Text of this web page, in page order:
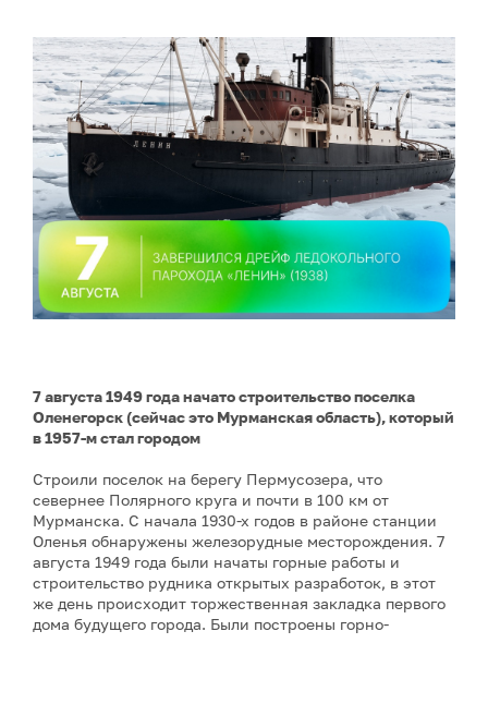
7 августа 1949 года начато строительство поселка
Оленегорск (сейчас это Мурманская область), который
в 1957-м стал городом
Строили поселок на берегу Пермусозера, что
севернее Полярного круга и почти в 100 км от
Мурманска. С начала 1930-х годов в районе станции
Оленья обнаружены железорудные месторождения. 7
августа 1949 года были начаты горные работы и
строительство рудника открытых разработок, в этот
же день происходит торжественная закладка первого
дома будущего города. Были построены горно-